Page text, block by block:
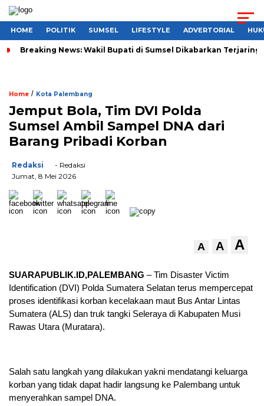
HOME POLITIK SUMSEL LIFESTYLE ADVERTORIAL
Breaking News: Wakil Bupati di Sumsel Dikabarkan Terjaring
Home / Kota Palembang
Jemput Bola, Tim DVI Polda
Sumsel Ambil Sampel DNA dari
Barang Pribadi Korban
Redaksi
- Redaksi
Jumat, 8 Mei 2026
A A A
SUARAPUBLIK.ID,PALEMBANG – Tim Disaster Victim
Identification (DVI) Polda Sumatera Selatan terus mempercepat
proses identifikasi korban kecelakaan maut Bus Antar Lintas
Sumatera (ALS) dan truk tangki Seleraya di Kabupaten Musi
Rawas Utara (Muratara).
Salah satu langkah yang dilakukan yakni mendatangi keluarga
korban yang tidak dapat hadir langsung ke Palembang untuk
menyerahkan sampel DNA.